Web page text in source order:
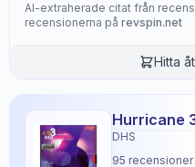
AI-extraherade citat från
recensionerna på revspin.net
Hitta
Hurricane
DHS
95 recensioner